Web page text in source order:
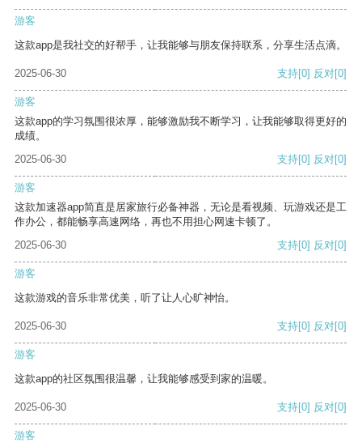
游客
这款app是我社交的好帮手，让我能够与朋友保持联系，分享生活点滴。
2025-06-30 支持[0] 反对[0]
游客
这款app的学习氛围很浓厚，能够激励我不断学习，让我能够取得更好的
成绩。
2025-06-30
支持[0] 反对[0]
游客
这款加速器app简直是居家旅行必备神器，无论是看视频、玩游戏还是工
作办公，都能畅享高速网络，再也不用担心网速卡顿了。
2025-06-30
支持[0] 反对[0]
游客
这款游戏的音乐非常优美，听了让人心旷神怡。
2025-06-30 支持[0] 反对[0]
游客
这款app的社区氛围很温馨，让我能够感受到家的温暖。
2025-06-30 支持[0] 反对[0]
游客